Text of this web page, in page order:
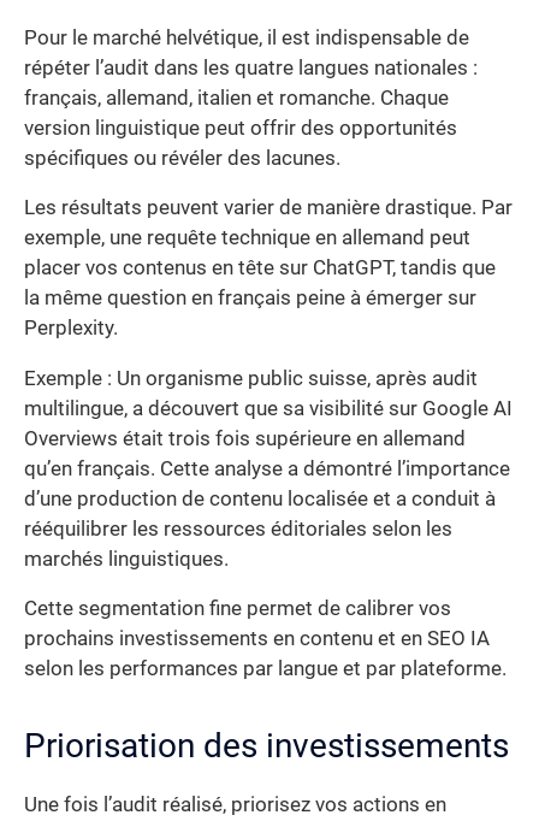
Pour le marché helvétique, il est indispensable de
répéter l’audit dans les quatre langues nationales :
français, allemand, italien et romanche. Chaque
version linguistique peut offrir des opportunités
spécifiques ou révéler des lacunes.
Les résultats peuvent varier de manière drastique. Par
exemple, une requête technique en allemand peut
placer vos contenus en tête sur ChatGPT, tandis que
la même question en français peine à émerger sur
Perplexity.
Exemple : Un organisme public suisse, après audit
multilingue, a découvert que sa visibilité sur Google AI
Overviews était trois fois supérieure en allemand
qu’en français. Cette analyse a démontré l’importance
d’une production de contenu localisée et a conduit à
rééquilibrer les ressources éditoriales selon les
marchés linguistiques.
Cette segmentation fine permet de calibrer vos
prochains investissements en contenu et en SEO IA
selon les performances par langue et par plateforme.
Priorisation des investissements
Une fois l’audit réalisé, priorisez vos actions en